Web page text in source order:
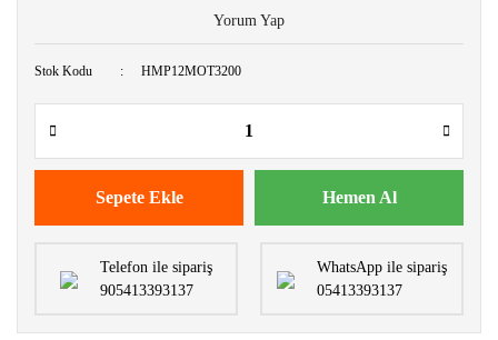
Yorum Yap
Stok Kodu HMP12MOT3200
Sepete Ekle Hemen Al
Telefon ile sipariş
905413393137
WhatsApp ile sipariş
05413393137